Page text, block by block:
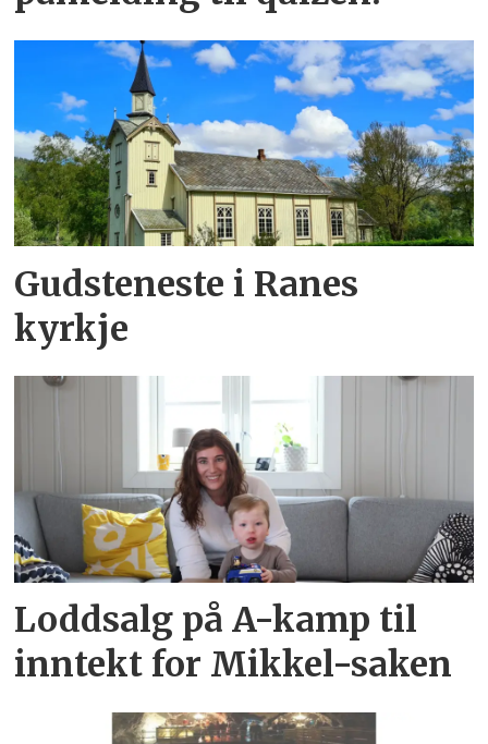
Gudsteneste i Ranes
kyrkje
Loddsalg på A-kamp til
inntekt for Mikkel-saken